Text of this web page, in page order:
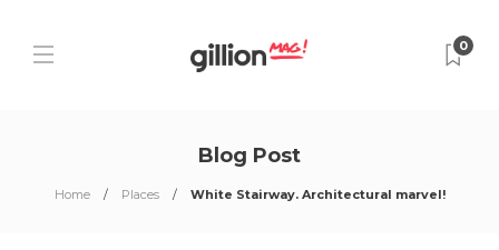
0
Blog Post
Home Places White Stairway. Architectural marvel!